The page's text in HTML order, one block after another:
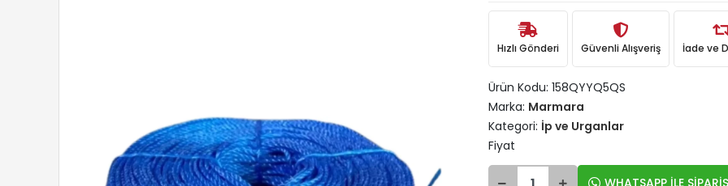
Hızlı Gönderi Güvenli Alışveriş İade ve
Ürün Kodu: 158QYYQ5QS
Marka: Marmara
Kategori: İp ve Urganlar
Fiyat
WHATSAPP İLE